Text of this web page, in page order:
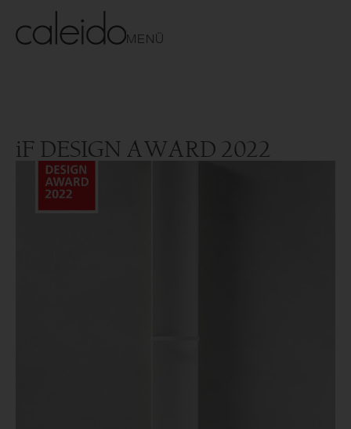
MENÜ
iF DESIGN AWARD 2022